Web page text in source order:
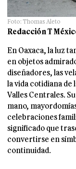
Foto: Thomas Aleto
Redacción T
En Oaxaca, la luz
en objetos
diseñadores, las
la vida cotidiana de
Valles Centrales.
mano,
celebraciones
significado que
convertirse en
continuidad.